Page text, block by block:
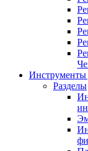
Инструменты
Разделы